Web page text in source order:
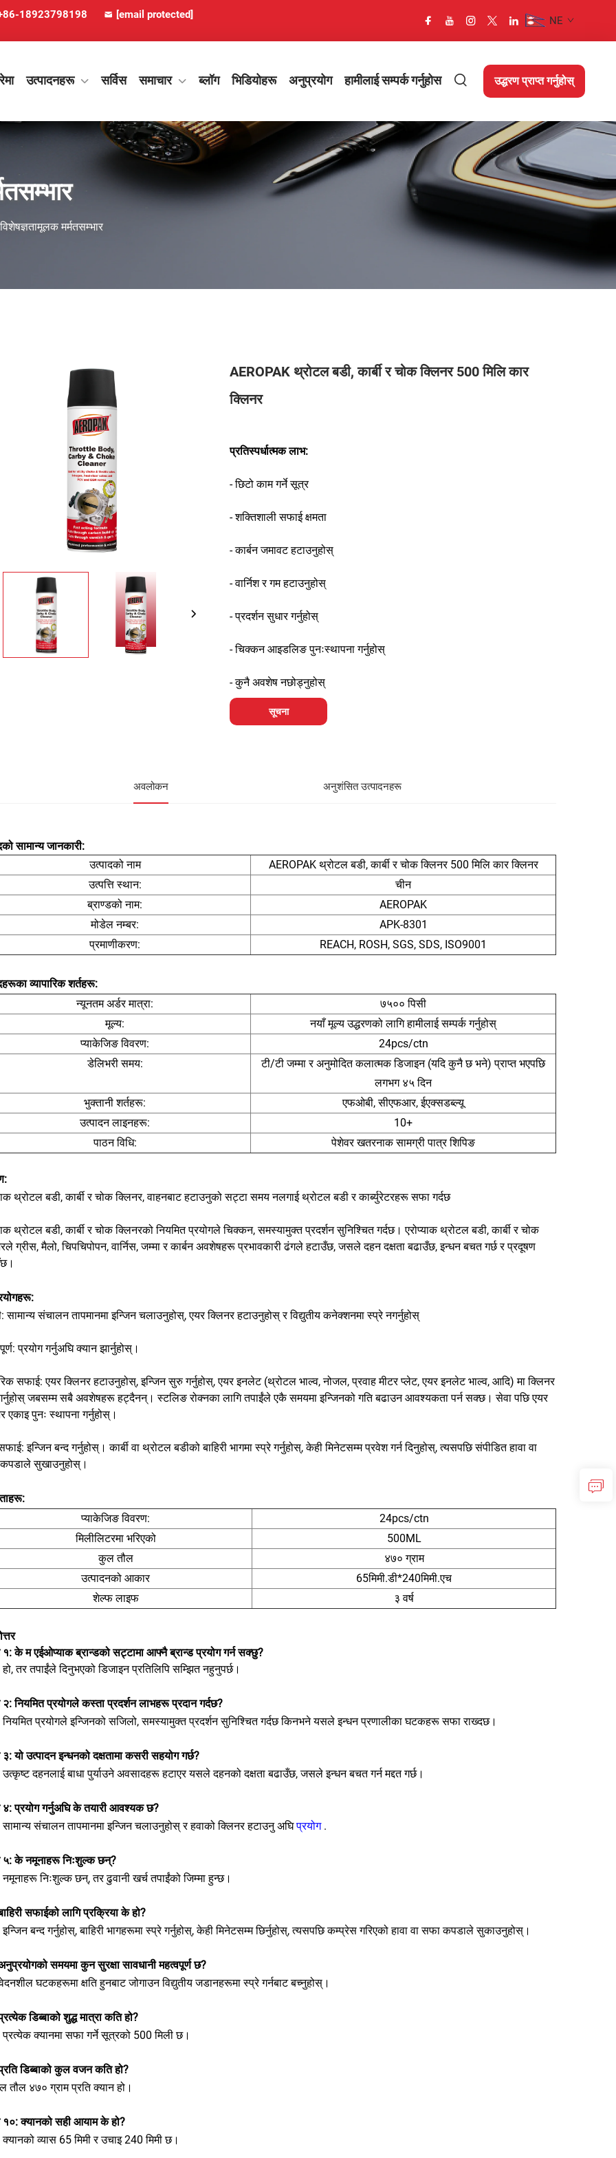
18923798198 [email protected] NE
उत्पादनहरू सर्विस समाचार ब्लॉग भिडियोहरू अनुप्रयोग हामीलाई सम्पर्क गर्नुहोस उद्धरण प्राप्त गर्नुहोस्
मर्मतसम्भार
AEROPAK थ्रोटल बडी, कार्बी र चोक क्लिनर 500 मिलि कार
क्लिनर
प्रतिस्पर्धात्मक लाभ:
- छिटो काम गर्ने सूत्र
- शक्तिशाली सफाई क्षमता
- कार्बन जमावट हटाउनुहोस्
- वार्निश र गम हटाउनुहोस्
- प्रदर्शन सुधार गर्नुहोस्
- चिक्कन आइडलिङ पुनःस्थापना गर्नुहोस्
- कुनै अवशेष नछोड्नुहोस्
सूचना
अवलोकन अनुशंसित उत्पादनहरू
सामान्य जानकारी:
उत्पादको नाम
AEROPAK थ्रोटल बडी, कार्बी र चोक क्लिनर 500 मिलि कार क्लिनर
उत्पत्ति स्थान:
चीन
ब्राण्डको नाम:
AEROPAK
मोडेल नम्बर:
APK-8301
प्रमाणीकरण:
REACH, ROSH, SGS, SDS, ISO9001
व्यापारिक शर्तहरू:
न्यूनतम अर्डर मात्रा:
७५०० पिसी
मूल्य:
नयाँ मूल्य उद्धरणको लागि हामीलाई सम्पर्क गर्नुहोस्
प्याकेजिङ विवरण:
24pcs/ctn
डेलिभरी समय:
टी/टी जम्मा र अनुमोदित कलात्मक डिजाइन (यदि कुनै छ भने) प्राप्त भएपछि
लगभग ४५ दिन
भुक्तानी शर्तहरू:
एफओबी, सीएफआर, ईएक्सडब्ल्यू
उत्पादन लाइनहरू:
10+
पाठन विधि:
पेशेवर खतरनाक सामग्री पात्र शिपिङ
थ्रोटल बडी, कार्बी र चोक क्लिनर, वाहनबाट हटाउनुको सट्टा समय नलगाई थ्रोटल बडी र कार्ब्युरेटरहरू सफा गर्दछ
थ्रोटल बडी, कार्बी र चोक क्लिनरको नियमित प्रयोगले चिक्कन, समस्यामुक्त प्रदर्शन सुनिश्चित गर्दछ। एरोप्याक थ्रोटल बडी, कार्बी र चोक
ग्रीस, मैलो, चिपचिपोपन, वार्निस, जम्मा र कार्बन अवशेषहरू प्रभावकारी ढंगले हटाउँछ, जसले दहन दक्षता बढाउँछ, इन्धन बचत गर्छ र प्रदूषण
सामान्य संचालन तापमानमा इन्जिन चलाउनुहोस्, एयर क्लिनर हटाउनुहोस् र विद्युतीय कनेक्शनमा स्प्रे नगर्नुहोस्
प्रयोग गर्नुअघि क्यान झार्नुहोस्।
सफाई: एयर क्लिनर हटाउनुहोस्, इन्जिन सुरु गर्नुहोस्, एयर इनलेट (थ्रोटल भाल्व, नोजल, प्रवाह मीटर प्लेट, एयर इनलेट भाल्व, आदि) मा क्लिनर
जबसम्म सबै अवशेषहरू हट्दैनन्। स्टलिङ रोक्नका लागि तपाईंले एकै समयमा इन्जिनको गति बढाउन आवश्यकता पर्न सक्छ। सेवा पछि एयर
एकाइ पुनः स्थापना गर्नुहोस्।
इन्जिन बन्द गर्नुहोस्। कार्बी वा थ्रोटल बडीको बाहिरी भागमा स्प्रे गर्नुहोस्, केही मिनेटसम्म प्रवेश गर्न दिनुहोस्, त्यसपछि संपीडित हावा वा
सुखाउनुहोस्।
प्याकेजिङ विवरण:
24pcs/ctn
मिलीलिटरमा भरिएको
500ML
कुल तौल
४७० ग्राम
उत्पादनको आकार
65मिमी.डी*240मिमी.एच
शेल्फ लाइफ
३ वर्ष
१: के म एईओप्याक ब्रान्डको सट्टामा आफ्नै ब्रान्ड प्रयोग गर्न सक्छु?
हो, तर तपाईंले दिनुभएको डिजाइन प्रतिलिपि सम्झित नहुनुपर्छ।
नियमित प्रयोगले कस्ता प्रदर्शन लाभहरू प्रदान गर्दछ?
नियमित प्रयोगले इन्जिनको सजिलो, समस्यामुक्त प्रदर्शन सुनिश्चित गर्दछ किनभने यसले इन्धन प्रणालीका घटकहरू सफा राख्दछ।
यो उत्पादन इन्धनको दक्षतामा कसरी सहयोग गर्छ?
उत्कृष्ट दहनलाई बाधा पुर्याउने अवसादहरू हटाएर यसले दहनको दक्षता बढाउँछ, जसले इन्धन बचत गर्न मद्दत गर्छ।
४: प्रयोग गर्नुअघि के तयारी आवश्यक छ?
सामान्य संचालन तापमानमा इन्जिन चलाउनुहोस् र हवाको क्लिनर हटाउनु अघिप्रयोग .
५: के नमूनाहरू निःशुल्क छन्?
नमूनाहरू निःशुल्क छन्, तर ढुवानी खर्च तपाईंको जिम्मा हुन्छ।
सफाईको लागि प्रक्रिया के हो?
इन्जिन बन्द गर्नुहोस्, बाहिरी भागहरूमा स्प्रे गर्नुहोस्, केही मिनेटसम्म छिर्नुहोस्, त्यसपछि कम्प्रेस गरिएको हावा वा सफा कपडाले सुकाउनुहोस्।
समयमा कुन सुरक्षा सावधानी महत्वपूर्ण छ?
घटकहरूमा क्षति हुनबाट जोगाउन विद्युतीय जडानहरूमा स्प्रे गर्नबाट बच्नुहोस्।
डिब्बाको शुद्ध मात्रा कति हो?
प्रत्येक क्यानमा सफा गर्ने सूत्रको 500 मिली छ।
डिब्बाको कुल वजन कति हो?
तौल ४७० ग्राम प्रति क्यान हो।
१०: क्यानको सही आयाम के हो?
क्यानको व्यास 65 मिमी र उचाइ 240 मिमी छ।